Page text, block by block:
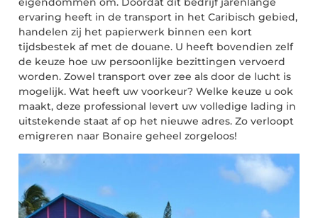
ervaring heeft in de transport in het Caribisch gebied,
handelen zij het papierwerk binnen een kort
tijdsbestek af met de douane. U heeft bovendien zelf
de keuze hoe uw persoonlijke bezittingen vervoerd
worden. Zowel transport over zee als door de lucht is
mogelijk. Wat heeft uw voorkeur? Welke keuze u ook
maakt, deze professional levert uw volledige lading in
uitstekende staat af op het nieuwe adres. Zo verloopt
emigreren naar Bonaire geheel zorgeloos!